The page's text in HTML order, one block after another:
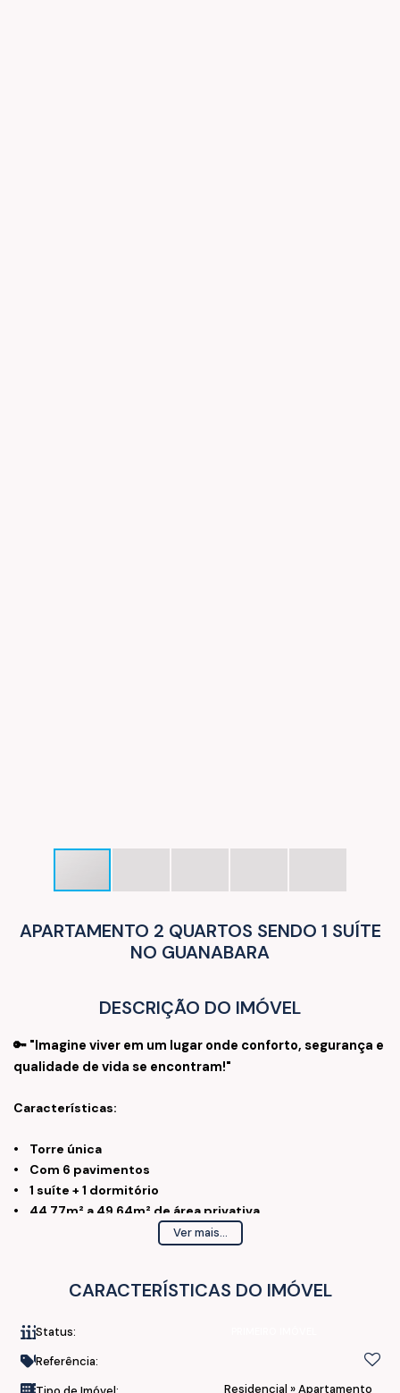
APARTAMENTO 2 QUARTOS SENDO 1 SUÍTE
NO GUANABARA
DESCRIÇÃO DO IMÓVEL
🔑 "Imagine viver em um lugar onde conforto, segurança e
qualidade de vida se encontram!"
Características:
• Torre única
• Com 6 pavimentos
• 1 suíte + 1 dormitório
• 44,77m² a 49,64m² de área privativa
• Sacada com churrasqueira
Acabamento:
• Piso Ceramico
• Pontos para Split's
Ver mais...
CARACTERÍSTICAS DO IMÓVEL
Status:
Referência:
Residencial »Apartamento